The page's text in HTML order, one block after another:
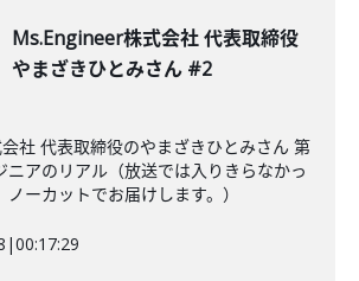
Ms.Engineer株式会社 代表取締役
やまざきひとみさん #2
社 代表取締役のやまざきひとみさん 第
ニアのリアル（放送では入りきらなかっ
ーカットでお届けします。）
|00:17:29